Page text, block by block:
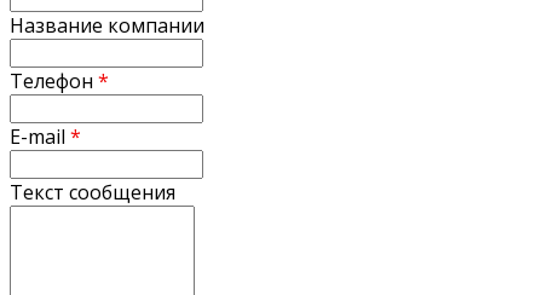
Название компании
Телефон *
E-mail *
Текст сообщения